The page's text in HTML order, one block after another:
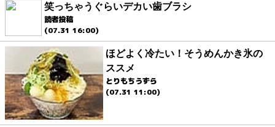
笑っちゃうぐらいデカい歯ブラシ
読者投稿
(07.31 16:00)
ほどよく冷たい！そうめんかき氷の
ススメ
とりもちうずら
(07.31 11:00)